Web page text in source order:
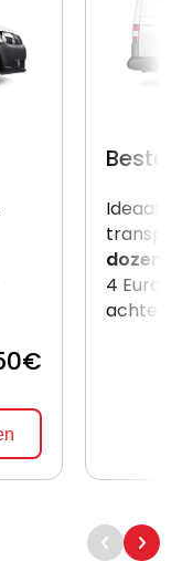
Ideaal
dozen
4